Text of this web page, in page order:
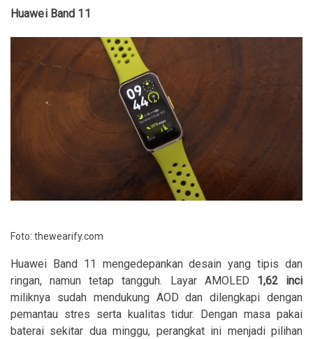
Huawei Band 11
Foto: thewearify.com
Huawei Band 11 mengedepankan desain yang tipis dan
ringan, namun tetap tangguh. Layar AMOLED 1,62 inci
miliknya sudah mendukung AOD dan dilengkapi dengan
pemantau stres serta kualitas tidur. Dengan masa pakai
baterai sekitar dua minggu, perangkat ini menjadi pilihan